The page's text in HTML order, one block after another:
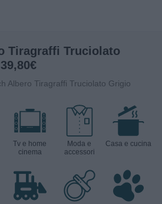
Tiragraffi Truciolato
Albero Tiragraffi Truciolato Grigio
Tv e home
cinema
Moda e
accessori
Casa e cucina